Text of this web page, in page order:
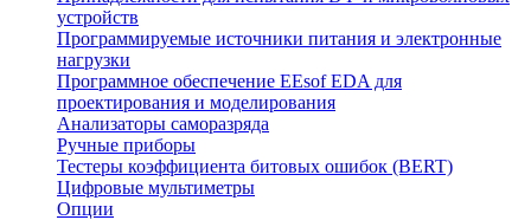
устройств
Программируемые источники питания и электронные
нагрузки
Программное обеспечение EEsof EDA для
проектирования и моделирования
Анализаторы саморазряда
Ручные приборы
Тестеры коэффициента битовых ошибок (BERT)
Цифровые мультиметры
Опции